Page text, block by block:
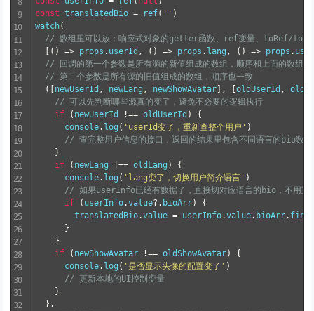
const translatedBio = ref( '' )
watch(
// 数组里可以放：响应式对象的getter函数、ref变量、toRef/
[()
=> props . userId , () => props . lang , () => props .
// 回调的第一个参数是所有源的新值组成的数组，顺序和上面的数组一
// 第二个参数是所有源的旧值组成的数组，顺序也一致
([ newUserId , newLang , newShowAvatar ], [oldUserId ,
// 可以先判断哪些源真的变了，避免不必要的逻辑执行
if
( newUserId !== oldUserId )
{
      console
. log ( 'userId变了，重新查整个用户' )
// 查完整用户信息的接口，返回的结果里包含不同语言的bio数组
}
if
( newLang !== oldLang )
{
      console
. log ( 'lang变了，切换用户简介语言' )
// 如果userInfo已经有数据了，直接切对应语言的bio，不用重
if
( userInfo.value?. bioArr)
{
        translatedBio
.value = userInfo.value. bioArr. find
}
}
if
( newShowAvatar !== oldShowAvatar)
{
      console
. log ( '是否显示头像的配置变了' )
// 更新本地的UI控制变量
}
},